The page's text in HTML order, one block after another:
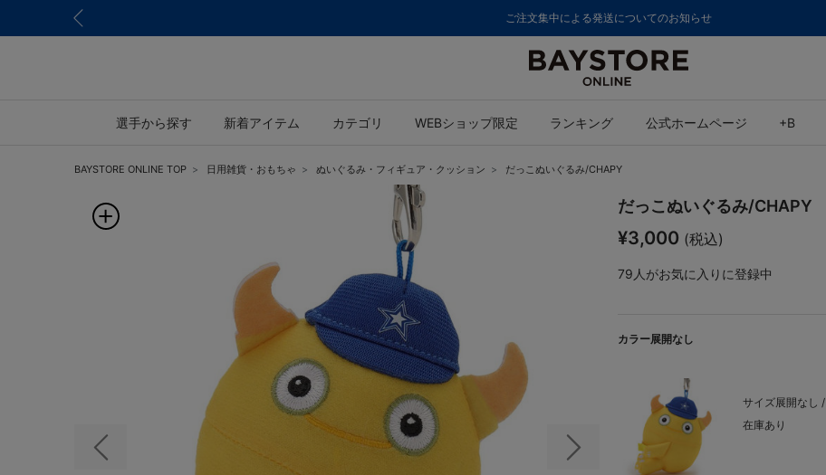
ご注文集中による発送についてのお知らせ
選手から探す 新着アイテム カテゴリ WEBショップ限定 ランキング 公式ホームページ +B
BAYSTORE ONLINE TOP 日用雑貨・おもちゃ ぬいぐるみ・フィギュア・クッション だっこぬいぐるみ/CHAPY
前の画像 次の画像
だっこぬいぐるみ/CHAPY
¥3,000 (税込)
79 人がお気に入りに登録中
カラー展開なし
サイズ展開なし /
在庫あり